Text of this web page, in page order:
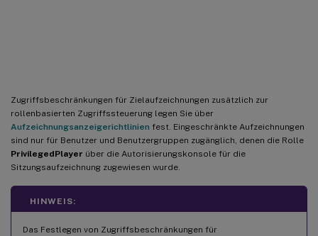
Zugriffsbeschränkungen für Zielaufzeichnungen zusätzlich zur
rollenbasierten Zugriffssteuerung legen Sie über
Aufzeichnungsanzeigerichtlinien fest. Eingeschränkte Aufzeichnungen
sind nur für Benutzer und Benutzergruppen zugänglich, denen die Rolle
PrivilegedPlayer über die Autorisierungskonsole für die
Sitzungsaufzeichnung zugewiesen wurde.
HINWEIS:
Das Festlegen von Zugriffsbeschränkungen für